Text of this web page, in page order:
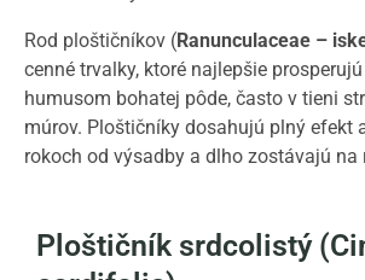
Rod ploštičníkov (Ranunculaceae –
cenné trvalky, ktoré najlepšie
humusom bohatej pôde, často v tieni
múrov. Ploštičníky dosahujú plný efekt
rokoch od výsadby a dlho zostávajú na
Ploštičník srdcolistý